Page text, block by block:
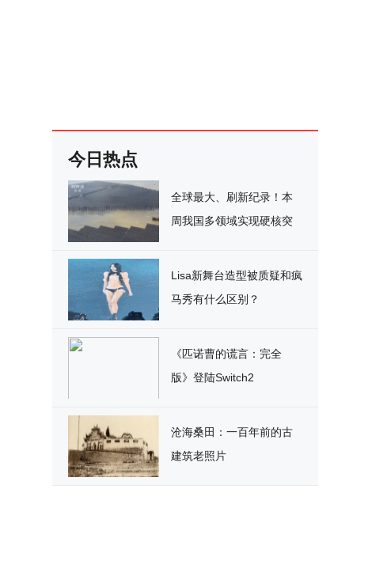
今日热点
全球最大、刷新纪录！本
周我国多领域实现硬核突
Lisa新舞台造型被质疑和疯
马秀有什么区别？
《匹诺曹的谎言：完全
版》登陆Switch2
沧海桑田：一百年前的古
建筑老照片